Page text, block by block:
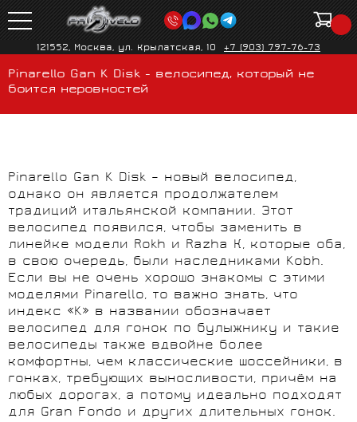
121552, Москва, ул. Крылатская, 10 +7 (903) 797-76-73
Pinarello Gan K Disk - велосипед, который не
боится неровностей
Pinarello Gan K Disk – новый велосипед,
однако он является продолжателем
традиций итальянской компании. Этот
велосипед появился, чтобы заменить в
линейке модели Rokh и Razha К, которые оба,
в свою очередь, были наследниками Kobh.
Если вы не очень хорошо знакомы с этими
моделями Pinarello, то важно знать, что
индекс «K» в названии обозначает
велосипед для гонок по булыжнику и такие
велосипеды также вдвойне более
комфортны, чем классические шоссейники, в
гонках, требующих выносливости, причём на
любых дорогах, а потому идеально подходят
для Gran Fondo и других длительных гонок.